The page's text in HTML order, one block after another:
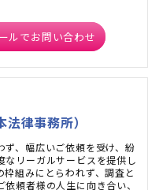
ルでお問い合わせ
律事務所）
ず、幅広いご依頼を受け、紛
なリーガルサービスを提供し
枠組みにとらわれず、調査と
頼者様の人生に向き合い、